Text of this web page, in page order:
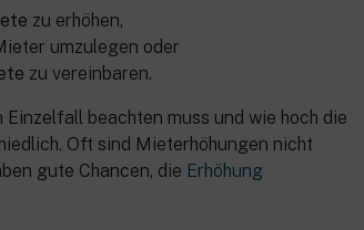
zu erhöhen,
umzulegen oder
zu vereinbaren.
beachten muss und wie hoch die
Oft sind Mieterhöhungen nicht
gute Chancen, die Erhöhung